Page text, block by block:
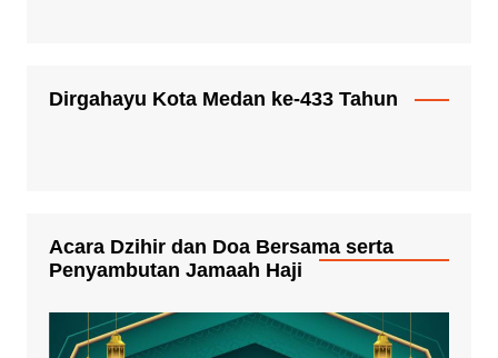
Dirgahayu Kota Medan ke-433 Tahun
Acara Dzihir dan Doa Bersama serta
Penyambutan Jamaah Haji